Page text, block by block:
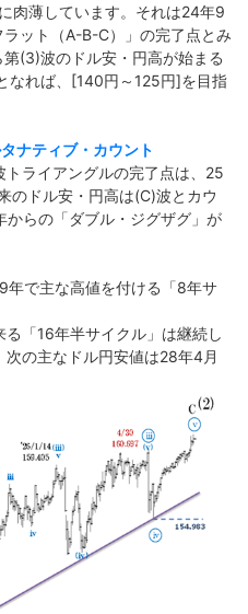
肉薄しています。それは24年9
ット（A-B-C）」の完了点とみ
(3)波のドル安・円高が始まる
なれば、[140円～125円]を目指
ナティブ・カウント
ライアングルの完了点は、25
のドル安・円高は(C)波とカウ
からの「ダブル・ジグザグ」が
で主な高値を付ける「8年サ
「16年半サイクル」は継続し
の主なドル円安値は28年4月